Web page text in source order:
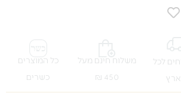
לכל
משלוח חינם מעל
450 ₪
כל המוצרים
כשרים